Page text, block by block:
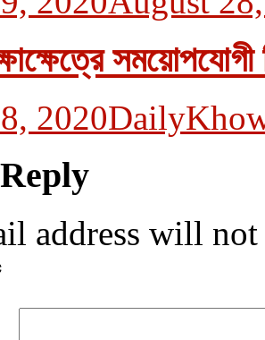
সময়োপযোগী
2020
address will